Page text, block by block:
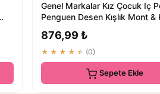
Genel Markalar Kız Çocuk Iç
Penguen Desen Kışlık Mont &
RB-103
876,99 ₺
★★★★★ (0)
Sepete Ekle